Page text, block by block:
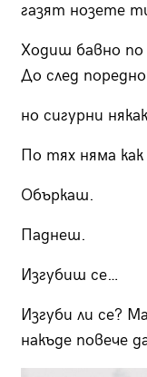
газят нозете
Ходиш бавно
До след
но сигурни
По тях няма
Объркаш.
Паднеш.
Изгубиш се…
Изгуби ли се?
накъде повече